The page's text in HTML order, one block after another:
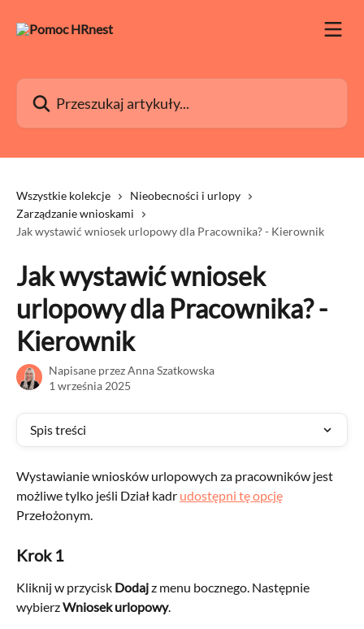
Przeszukaj artykuły...
Wszystkie kolekcje
Nieobecności i urlopy
Zarządzanie wnioskami
Jak wystawić wniosek urlopowy dla Pracownika? - Kierownik
Jak wystawić wniosek
urlopowy dla Pracownika? -
Kierownik
Napisane przezAnna Szatkowska
1 września 2025
Spis treści
Wystawianie wniosków urlopowych za pracowników jest
możliwe tylko jeśli Dział kadr udostępni tę opcję
Przełożonym.
Krok 1
Kliknij w przycisk Dodaj z menu bocznego. Następnie
wybierz Wniosek urlopowy.